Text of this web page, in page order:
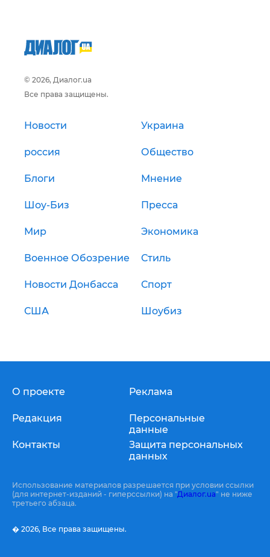
© 2026, Диалог.ua
Все права защищены.
Новости Украина
россия Общество
Блоги Мнение
Шоу-Биз Пресса
Мир Экономика
Военное Обозрение Стиль
Новости Донбасса Спорт
США Шоубиз
О проекте
Редакция
Контакты
Реклама
Персональные
данные
Защита персональных
данных
Использование материалов разрешается при условии ссылки
(для интернет-изданий - гиперссылки) на "Диалог.ua" не ниже
третьего абзаца.
� 2026, Все права защищены.